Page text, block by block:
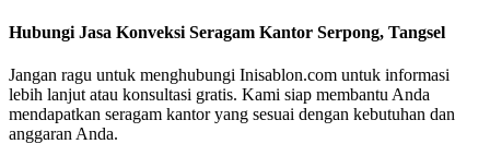
Hubungi Jasa Konveksi Seragam Kantor Serpong, Tangsel
Jangan ragu untuk menghubungi Inisablon.com untuk informasi
lebih lanjut atau konsultasi gratis. Kami siap membantu Anda
mendapatkan seragam kantor yang sesuai dengan kebutuhan dan
anggaran Anda.